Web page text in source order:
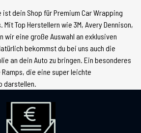
dein Shop für Premium Car Wrapping
Top Herstellern wie 3M, Avery Dennison,
wir eine große Auswahl an exklusiven
bekommst du bei uns auch die
an dein Auto zu bringen. Ein besonderes
die eine super leichte
darstellen.